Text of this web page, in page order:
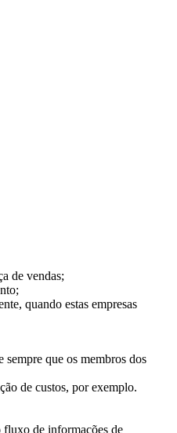
de vendas;
quando estas empresas
sempre que os membros dos
de custos, por exemplo.
fluxo de informações de